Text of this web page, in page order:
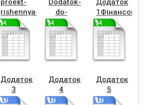
proekt-
rishennya-
зміни
до-
programy-
ЦНАП
(1)
Dodatok-
do-
rishennya-
зміни
до
програми
ЦНАП
Додаток
1Фінансовий
план
на
2022
рік
Додаток
3
Фінансовий
Додаток
4
Фінансовий
Додаток
5
Фінансовий